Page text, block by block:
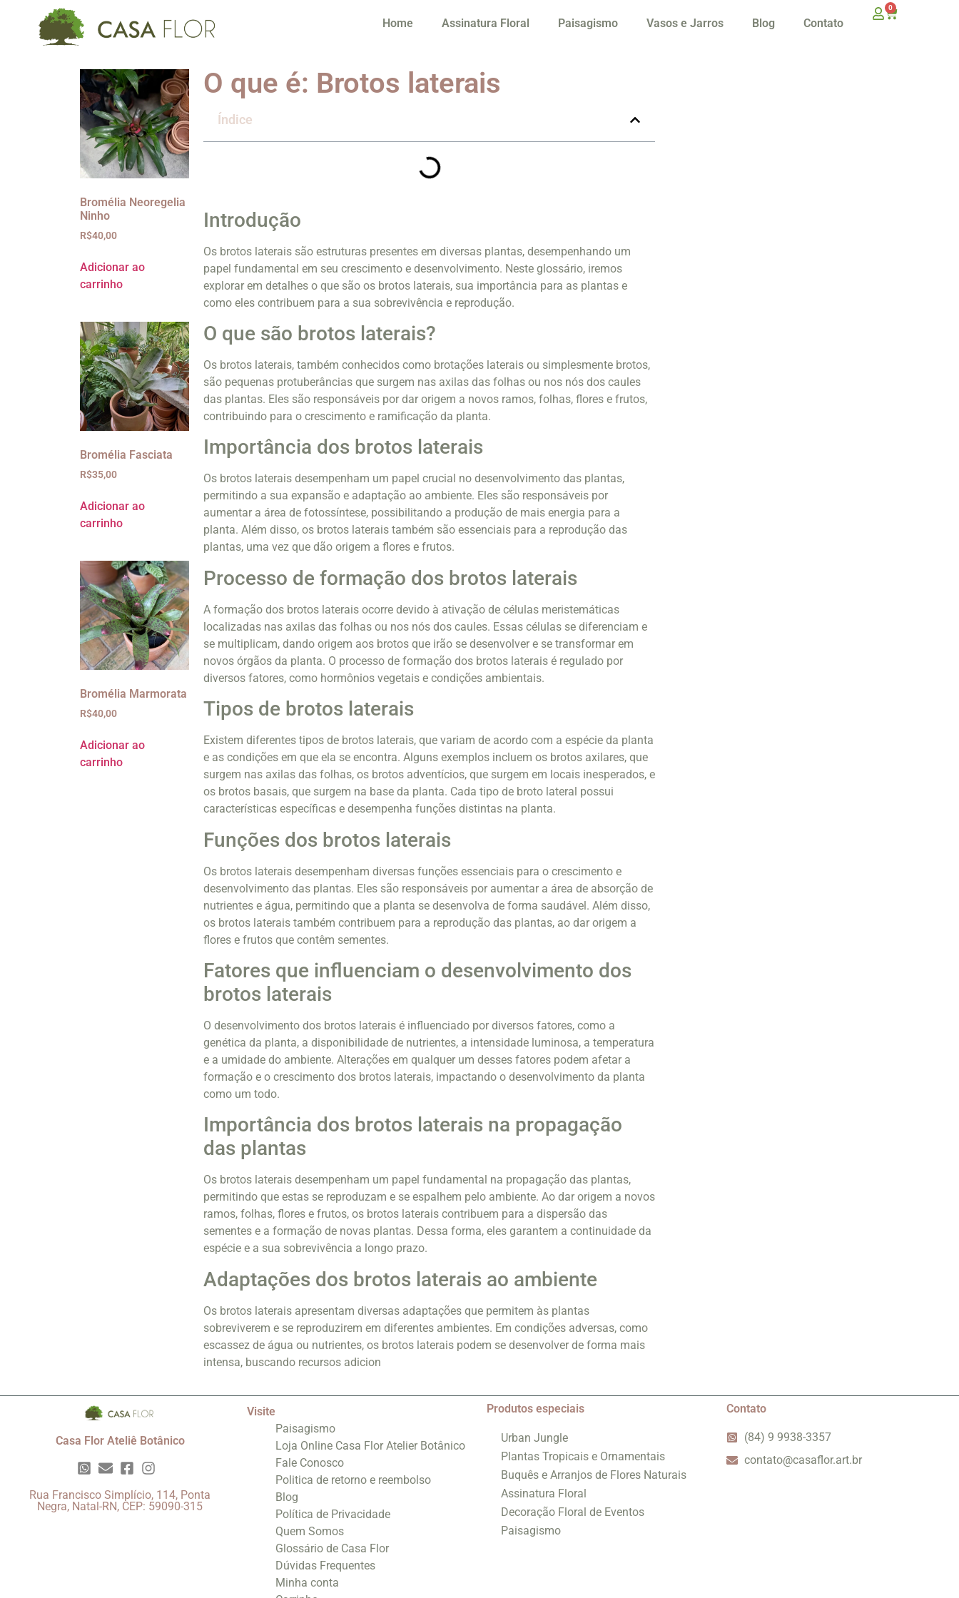
Home Assinatura Floral Paisagismo Vasos e Jarros Blog Contato
0
Bromélia Neoregelia
Ninho
R$40,00
Adicionar ao
carrinho
Bromélia Fasciata
R$35,00
Adicionar ao
carrinho
Bromélia Marmorata
R$40,00
Adicionar ao
carrinho
O que é: Brotos laterais
Índice
Introdução
Os brotos laterais são estruturas presentes em diversas plantas, desempenhando um
papel fundamental em seu crescimento e desenvolvimento. Neste glossário, iremos
explorar em detalhes o que são os brotos laterais, sua importância para as plantas e
como eles contribuem para a sua sobrevivência e reprodução.
O que são brotos laterais?
Os brotos laterais, também conhecidos como brotações laterais ou simplesmente brotos,
são pequenas protuberâncias que surgem nas axilas das folhas ou nos nós dos caules
das plantas. Eles são responsáveis por dar origem a novos ramos, folhas, flores e frutos,
contribuindo para o crescimento e ramificação da planta.
Importância dos brotos laterais
Os brotos laterais desempenham um papel crucial no desenvolvimento das plantas,
permitindo a sua expansão e adaptação ao ambiente. Eles são responsáveis por
aumentar a área de fotossíntese, possibilitando a produção de mais energia para a
planta. Além disso, os brotos laterais também são essenciais para a reprodução das
plantas, uma vez que dão origem a flores e frutos.
Processo de formação dos brotos laterais
A formação dos brotos laterais ocorre devido à ativação de células meristemáticas
localizadas nas axilas das folhas ou nos nós dos caules. Essas células se diferenciam e
se multiplicam, dando origem aos brotos que irão se desenvolver e se transformar em
novos órgãos da planta. O processo de formação dos brotos laterais é regulado por
diversos fatores, como hormônios vegetais e condições ambientais.
Tipos de brotos laterais
Existem diferentes tipos de brotos laterais, que variam de acordo com a espécie da planta
e as condições em que ela se encontra. Alguns exemplos incluem os brotos axilares, que
surgem nas axilas das folhas, os brotos adventícios, que surgem em locais inesperados, e
os brotos basais, que surgem na base da planta. Cada tipo de broto lateral possui
características específicas e desempenha funções distintas na planta.
Funções dos brotos laterais
Os brotos laterais desempenham diversas funções essenciais para o crescimento e
desenvolvimento das plantas. Eles são responsáveis por aumentar a área de absorção de
nutrientes e água, permitindo que a planta se desenvolva de forma saudável. Além disso,
os brotos laterais também contribuem para a reprodução das plantas, ao dar origem a
flores e frutos que contêm sementes.
Fatores que influenciam o desenvolvimento dos
brotos laterais
O desenvolvimento dos brotos laterais é influenciado por diversos fatores, como a
genética da planta, a disponibilidade de nutrientes, a intensidade luminosa, a temperatura
e a umidade do ambiente. Alterações em qualquer um desses fatores podem afetar a
formação e o crescimento dos brotos laterais, impactando o desenvolvimento da planta
como um todo.
Importância dos brotos laterais na propagação
das plantas
Os brotos laterais desempenham um papel fundamental na propagação das plantas,
permitindo que estas se reproduzam e se espalhem pelo ambiente. Ao dar origem a novos
ramos, folhas, flores e frutos, os brotos laterais contribuem para a dispersão das
sementes e a formação de novas plantas. Dessa forma, eles garantem a continuidade da
espécie e a sua sobrevivência a longo prazo.
Adaptações dos brotos laterais ao ambiente
Os brotos laterais apresentam diversas adaptações que permitem às plantas
sobreviverem e se reproduzirem em diferentes ambientes. Em condições adversas, como
escassez de água ou nutrientes, os brotos laterais podem se desenvolver de forma mais
intensa, buscando recursos adicion
Casa Flor Ateliê Botânico
Rua Francisco Simplício, 114, Ponta
Negra, Natal-RN, CEP: 59090-315
Visite
Paisagismo
Loja Online Casa Flor Atelier Botânico
Fale Conosco
Politica de retorno e reembolso
Blog
Política de Privacidade
Quem Somos
Glossário de Casa Flor
Dúvidas Frequentes
Minha conta
Produtos especiais
Urban Jungle
Plantas Tropicais e Ornamentais
Buquês e Arranjos de Flores Naturais
Assinatura Floral
Decoração Floral de Eventos
Paisagismo
Contato
(84) 9 9938-3357
contato@casaflor.art.br